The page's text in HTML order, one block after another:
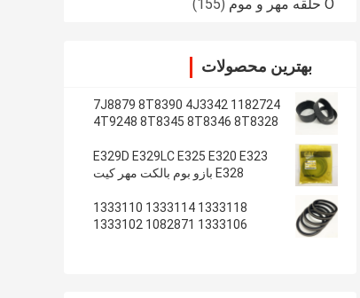
O حلقه مهر و موم (155)
بهترین محصولات
1182724 7J8879 8T8390 4J3342
4T9248 8T8345 8T8346 8T8328
E329D E329LC E325 E320 E323
E328 بازو بوم بالکت مهر کیت
1333118 1333114 1333110
1333106 1082871 1333102